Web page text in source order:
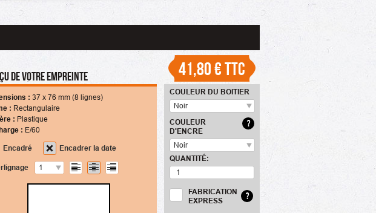
de votre empreinte
: 37 x 76 mm (8 lignes)
: Rectangulaire
: Plastique
: E/60
Encadré
Encadrer la date
1
41,80 €TTC
COULEUR DU BOITIER
Noir
COULEUR
D'ENCRE
?
Noir
QUANTITÉ:
FABRICATION
EXPRESS
?